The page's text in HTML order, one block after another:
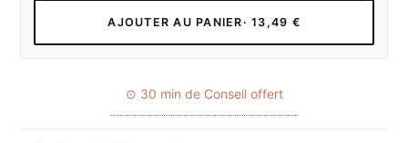
AJOUTER AU PANIER · 13,49 €
⊙ 30 min de Conseil offert